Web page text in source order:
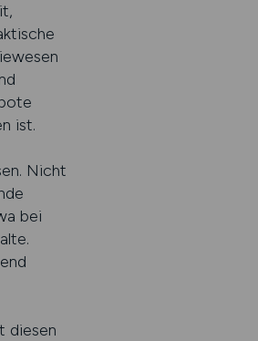
ist.
Nicht
bei
diesen